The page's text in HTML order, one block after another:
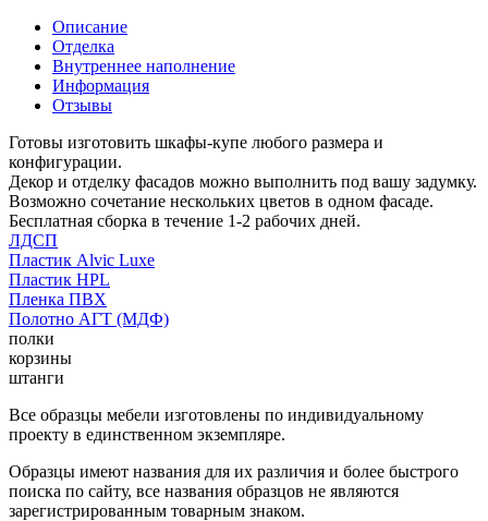
Описание
Отделка
Внутреннее наполнение
Информация
Отзывы
Готовы изготовить шкафы-купе любого размера и
конфигурации.
Декор и отделку фасадов можно выполнить под вашу задумку.
Возможно сочетание нескольких цветов в одном фасаде.
Бесплатная сборка в течение 1-2 рабочих дней.
ЛДСП
Пластик Alvic Luxe
Пластик HPL
Пленка ПВХ
Полотно АГТ (МДФ)
полки
корзины
штанги
Все образцы мебели изготовлены по индивидуальному
проекту в единственном экземпляре.
Образцы имеют названия для их различия и более быстрого
поиска по сайту, все названия образцов не являются
зарегистрированным товарным знаком.